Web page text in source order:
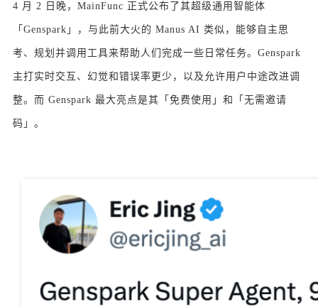
4 月 2 日晚，MainFunc 正式公布了其超级通用智能体
「Genspark」，与此前大火的 Manus AI 类似，能够自主思
考、规划并调用工具来帮助人们完成一些日常任务。Genspark
主打实时交互、幻觉和错误率更少，以及允许用户中途改进调
整。而 Genspark 最大亮点是其「免费使用」和「无需邀请
码」。